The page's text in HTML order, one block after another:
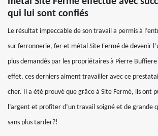
qui lui sont confiés
Le résultat impeccable de son travail a permis à
sur ferronnerie, fer et métal Site Fermé de devenir
plus demandés par les propriétaires à Pierre
effet, ces derniers aiment travailler avec ce
cher. Il a été prouvé que grâce à Site Fermé, ils ont
l’argent et profiter d’un travail soigné et de grande
sans plus tarder?!